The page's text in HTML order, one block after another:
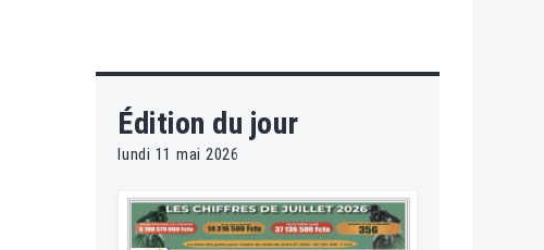
Édition du jour
lundi 11 mai 2026